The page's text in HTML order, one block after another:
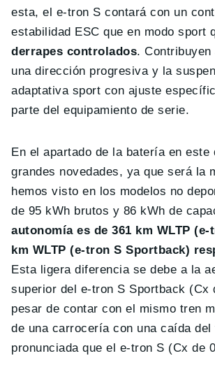
esta, el e-tron S contará con un
estabilidad ESC que en modo sport
derrapes controlados.
una dirección progresiva y la
adaptativa sport con ajuste
parte del equipamiento de serie.
En el apartado de la batería en este
grandes novedades, ya que será la
hemos visto en los modelos no
de 95 kWh brutos y 86 kWh de
autonomía es de 361 km WLTP (e-
km WLTP (e-tron S Sportback)
Esta ligera diferencia se debe a la
superior del e-tron S Sportback (Cx
pesar de contar con el mismo tren
de una carrocería con una caída del
pronunciada que el e-tron S (Cx de